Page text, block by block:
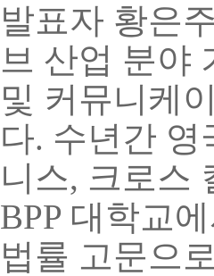
발표자 황은
브 산업 분야
및 커뮤니케
다. 수년간 영
니스, 크로스
BPP 대학교
법률 고문으